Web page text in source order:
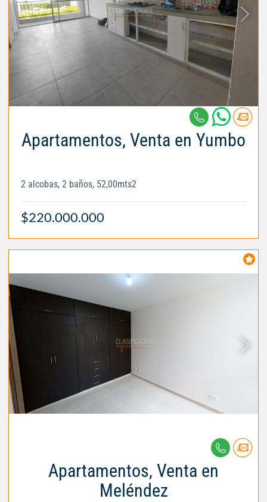
Apartamentos, Venta en Yumbo
2 alcobas, 2 baños, 52,00mts2
$220.000.000
Apartamentos, Venta en
Meléndez